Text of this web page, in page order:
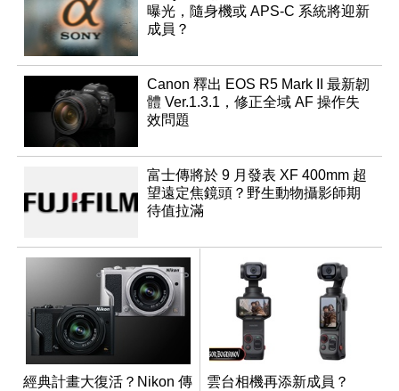
曝光，隨身機或 APS-C 系統將迎新
成員？
Canon 釋出 EOS R5 Mark II 最新韌
體 Ver.1.3.1，修正全域 AF 操作失
效問題
富士傳將於 9 月發表 XF 400mm 超
望遠定焦鏡頭？野生動物攝影師期
待值拉滿
經典計畫大復活？Nikon 傳
雲台相機再添新成員？